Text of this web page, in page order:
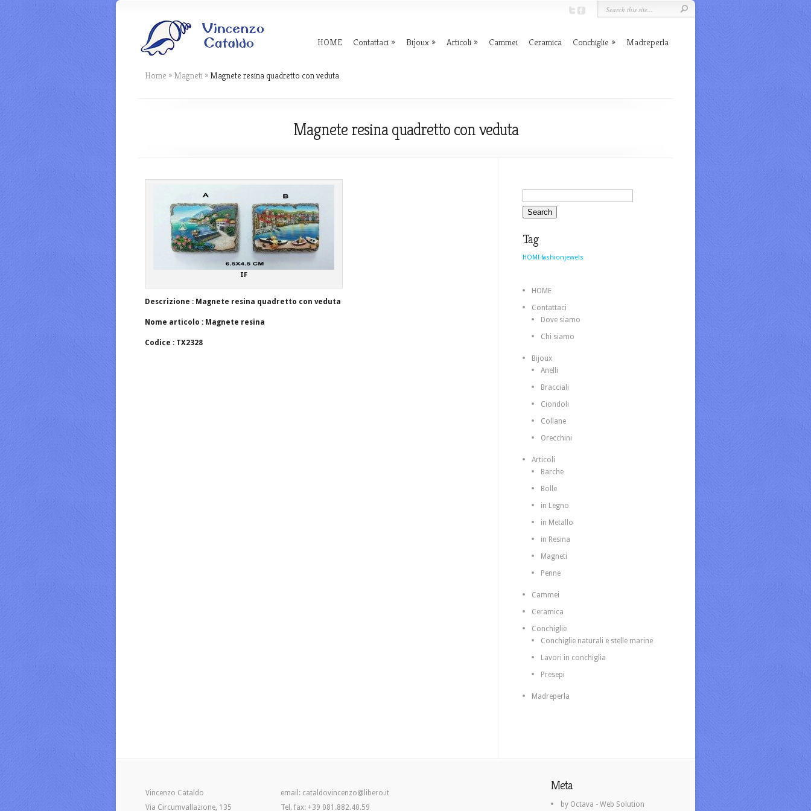
HOME Contattaci Bijoux Articoli Cammei Ceramica Conchiglie Madreperla
Home » Magneti » Magnete resina quadretto con veduta
Magnete resina quadretto con veduta
IF
Descrizione : Magnete resina quadretto con veduta
Nome articolo : Magnete resina
Codice : TX2328
Tag
HOMI-fashionjewels
HOME
Contattaci
Dove siamo
Chi siamo
Bijoux
Anelli
Bracciali
Ciondoli
Collane
Orecchini
Articoli
Barche
Bolle
in Legno
in Metallo
in Resina
Magneti
Penne
Cammei
Ceramica
Conchiglie
Conchiglie naturali e stelle marine
Lavori in conchiglia
Presepi
Madreperla
Vincenzo Cataldo
Via Circumvallazione, 135
email: cataldovincenzo@libero.it
Tel. fax: +39 081.882.40.59
Meta
by Octava - Web Solution